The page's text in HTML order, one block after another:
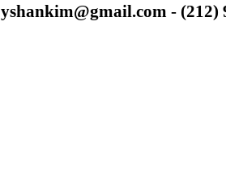
yshankim@gmail.com - (212)